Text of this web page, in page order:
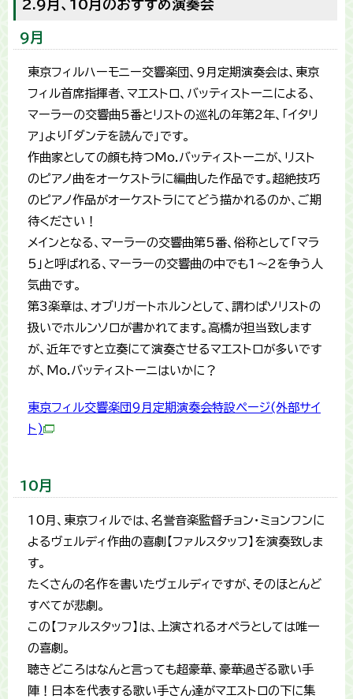
2.9月、10月のおすすめ演奏会
9月
東京フィルハーモニー交響楽団、9月定期演奏会は、東京
フィル首席指揮者、マエストロ、バッティストーニによる、
マーラーの交響曲5番とリストの巡礼の年第2年、「イタリ
ア」より「ダンテを読んで」です。
作曲家としての顔も持つMo.バッティストーニが、リスト
のピアノ曲をオーケストラに編曲した作品です。超絶技巧
のピアノ作品がオーケストラにてどう描かれるのか、ご期
待ください！
メインとなる、マーラーの交響曲第5番、俗称として「マラ
5」と呼ばれる、マーラーの交響曲の中でも1〜2を争う人
気曲です。
第3楽章は、オブリガートホルンとして、謂わばソリストの
扱いでホルンソロが書かれてます。高橋が担当致します
が、近年ですと立奏にて演奏させるマエストロが多いです
が、Mo.バッティストーニはいかに？
東京フィル交響楽団9月定期演奏会特設ページ(外部サイ
ト)
10月
10月、東京フィルでは、名誉音楽監督チョン・ミョンフンに
よるヴェルディ作曲の喜劇【ファルスタッフ】を演奏致しま
す。
たくさんの名作を書いたヴェルディですが、そのほとんど
すべてが悲劇。
この【ファルスタッフ】は、上演されるオペラとしては唯一
の喜劇。
聴きどころはなんと言っても超豪華、豪華過ぎる歌い手
陣！日本を代表する歌い手さん達がマエストロの下に集